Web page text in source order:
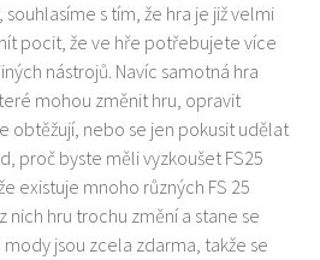
s tím, že hra je již velmi
pocit, že ve hře potřebujete více
nástrojů. Navíc samotná hra
mohou změnit hru, opravit
obtěžují, nebo se jen pokusit udělat
proč byste měli vyzkoušet FS25
existuje mnoho různých FS 25
hru trochu změní a stane se
jsou zcela zdarma, takže se